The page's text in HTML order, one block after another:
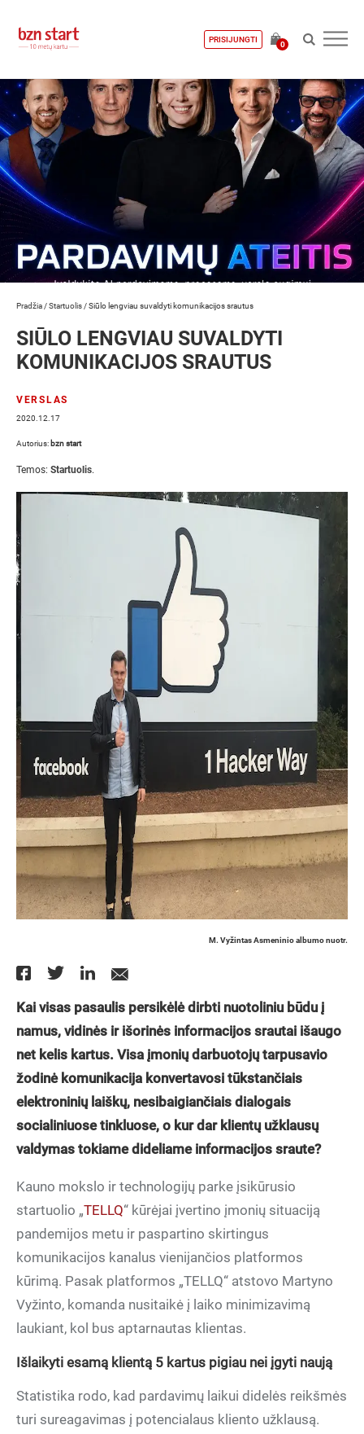
PRISIJUNGTI
0
Pradžia /Startuolis /Siūlo lengviau suvaldyti komunikacijos srautus
SIŪLO LENGVIAU SUVALDYTI
KOMUNIKACIJOS SRAUTUS
VERSLAS
2020.12.17
Autorius: bzn start
Temos: Startuolis.
M. Vyžintas Asmeninio albumo nuotr.
Kai visas pasaulis persikėlė dirbti nuotoliniu būdu į
namus, vidinės ir išorinės informacijos srautai išaugo
net kelis kartus. Visa įmonių darbuotojų tarpusavio
žodinė komunikacija konvertavosi tūkstančiais
elektroninių laiškų, nesibaigiančiais dialogais
socialiniuose tinkluose, o kur dar klientų užklausų
valdymas tokiame dideliame informacijos sraute?
Kauno mokslo ir technologijų parke įsikūrusio
startuolio „TELLQ“ kūrėjai įvertino įmonių situaciją
pandemijos metu ir paspartino skirtingus
komunikacijos kanalus vienijančios platformos
kūrimą. Pasak platformos „TELLQ“ atstovo Martyno
Vyžinto, komanda nusitaikė į laiko minimizavimą
laukiant, kol bus aptarnautas klientas.
Išlaikyti esamą klientą 5 kartus pigiau nei įgyti naują
Statistika rodo, kad pardavimų laikui didelės reikšmės
turi sureagavimas į potencialaus kliento užklausą.